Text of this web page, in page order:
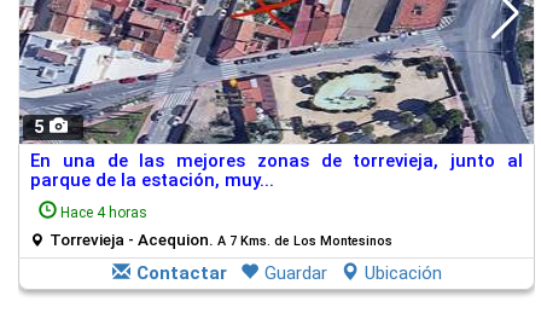
5
En una de las mejores zonas de torrevieja, junto al
parque de la estación, muy...
Hace 4 horas
Torrevieja - Acequion. A 7 Kms. de Los Montesinos
Contactar Guardar Ubicación